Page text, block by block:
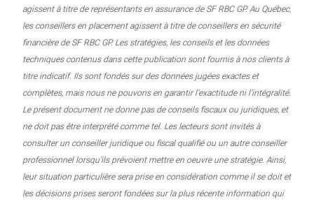
agissent à titre de représentants en assurance de SF RBC GP. Au Québec,
les conseillers en placement agissent à titre de conseillers en sécurité
financière de SF RBC GP. Les stratégies, les conseils et les données
techniques contenus dans cette publication sont fournis à nos clients à
titre indicatif. Ils sont fondés sur des données jugées exactes et
complètes, mais nous ne pouvons en garantir l’exactitude ni l’intégralité.
Le présent document ne donne pas de conseils fiscaux ou juridiques, et
ne doit pas être interprété comme tel. Les lecteurs sont invités à
consulter un conseiller juridique ou fiscal qualifié ou un autre conseiller
professionnel lorsqu’ils prévoient mettre en oeuvre une stratégie. Ainsi,
leur situation particulière sera prise en considération comme il se doit et
les décisions prises seront fondées sur la plus récente information qui